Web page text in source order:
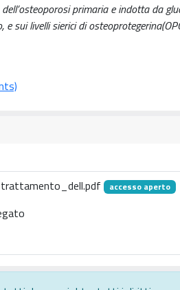
primaria e indotta da
sui livelli sierici di
accesso aperto